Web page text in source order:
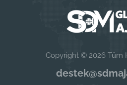
Copyright © 2026 Tüm